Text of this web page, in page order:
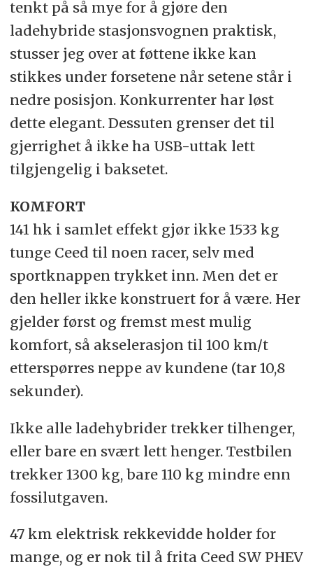
tenkt på så mye for å gjøre den
ladehybride stasjonsvognen praktisk,
stusser jeg over at føttene ikke kan
stikkes under forsetene når setene står i
nedre posisjon. Konkurrenter har løst
dette elegant. Dessuten grenser det til
gjerrighet å ikke ha USB-uttak lett
tilgjengelig i baksetet.
KOMFORT
141 hk i samlet effekt gjør ikke 1533 kg
tunge Ceed til noen racer, selv med
sportknappen trykket inn. Men det er
den heller ikke konstruert for å være. Her
gjelder først og fremst mest mulig
komfort, så akselerasjon til 100 km/t
etterspørres neppe av kundene (tar 10,8
sekunder).
Ikke alle ladehybrider trekker tilhenger,
eller bare en svært lett henger. Testbilen
trekker 1300 kg, bare 110 kg mindre enn
fossilutgaven.
47 km elektrisk rekkevidde holder for
mange, og er nok til å frita Ceed SW PHEV